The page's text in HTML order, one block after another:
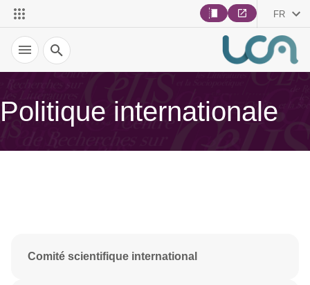
FR
Recherche
Politique internationale
Comité scientifique international